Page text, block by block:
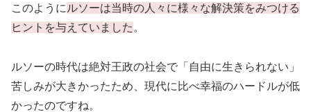
このように ルソーは当時の人々に様々な解決策をみつける
ヒントを与えていました 。
ルソーの時代は絶対王政の社会で「自由に生きられない」
苦しみが大きかったため、現代に比べ幸福のハードルが低
かったのですね。